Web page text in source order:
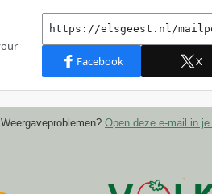
Weergaveproblemen? Open deze e-mail in je